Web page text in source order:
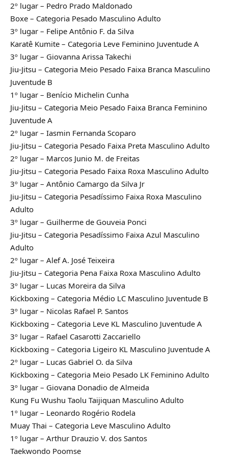
2º lugar – Pedro Prado Maldonado
Boxe – Categoria Pesado Masculino Adulto
3º lugar – Felipe Antônio F. da Silva
Karatê Kumite – Categoria Leve Feminino Juventude A
3º lugar – Giovanna Arissa Takechi
Jiu-Jitsu – Categoria Meio Pesado Faixa Branca Masculino
Juventude B
1º lugar – Benício Michelin Cunha
Jiu-Jitsu – Categoria Meio Pesado Faixa Branca Feminino
Juventude A
2º lugar – Iasmin Fernanda Scoparo
Jiu-Jitsu – Categoria Pesado Faixa Preta Masculino Adulto
2º lugar – Marcos Junio M. de Freitas
Jiu-Jitsu – Categoria Pesado Faixa Roxa Masculino Adulto
3º lugar – Antônio Camargo da Silva Jr
Jiu-Jitsu – Categoria Pesadíssimo Faixa Roxa Masculino
Adulto
3º lugar – Guilherme de Gouveia Ponci
Jiu-Jitsu – Categoria Pesadíssimo Faixa Azul Masculino
Adulto
2º lugar – Alef A. José Teixeira
Jiu-Jitsu – Categoria Pena Faixa Roxa Masculino Adulto
3º lugar – Lucas Moreira da Silva
Kickboxing – Categoria Médio LC Masculino Juventude B
3º lugar – Nicolas Rafael P. Santos
Kickboxing – Categoria Leve KL Masculino Juventude A
3º lugar – Rafael Casarotti Zaccariello
Kickboxing – Categoria Ligeiro KL Masculino Juventude A
2º lugar – Lucas Gabriel O. da Silva
Kickboxing – Categoria Meio Pesado LK Feminino Adulto
3º lugar – Giovana Donadio de Almeida
Kung Fu Wushu Taolu Taijiquan Masculino Adulto
1º lugar – Leonardo Rogério Rodela
Muay Thai – Categoria Leve Masculino Adulto
1º lugar – Arthur Drauzio V. dos Santos
Taekwondo Poomse